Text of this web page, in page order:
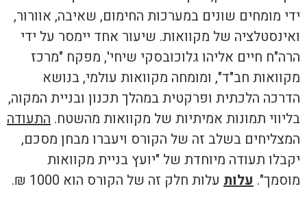
ידי מומחים שונים במערכות החימום, שאיבה, אוורור,
ואינסטלציה של מקוואות. שיעור אחד יימסר על ידי
הרה"ח חיים אליהו גלוכובסקי שיחי', מפקח "מרכז
מקוואות חב"ד", ומומחה מקוואות עולמי, בנושא
הדרכה הלכתית ופרקטית במהלך תכנון ובניית המקוה,
בליווי תמונות אמיתיות של מקוואות מהשטח. התעודה
המצליחים בשלב זה של הקורס ויעברו מבחן מסכם,
יקבלו תעודה מיוחדת של "יועץ בניית מקוואות
מוסמך". עלות עלות חלק זה של הקורס הוא 1000 ₪.